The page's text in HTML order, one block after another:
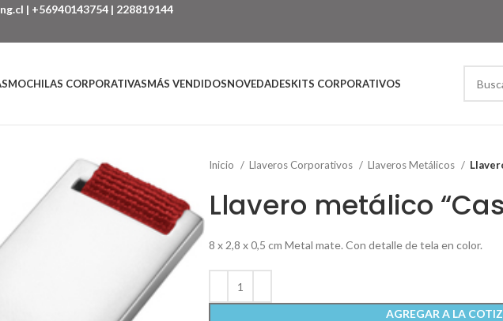
| +56940143754 | 228819144
MOCHILAS CORPORATIVASMÁS VENDIDOSNOVEDADESKITS CORPORATIVOS
Inicio Llaveros Corporativos Llaveros Metálicos
Llavero metálico
8 x 2,8 x 0,5 cm Metal mate. Con detalle de tela en color.
AGREGAR A LA